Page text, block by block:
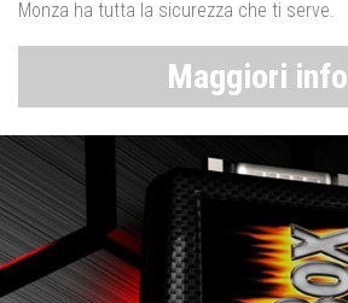
Monza ha tutta la sicurezza che ti serve.
Maggiori info